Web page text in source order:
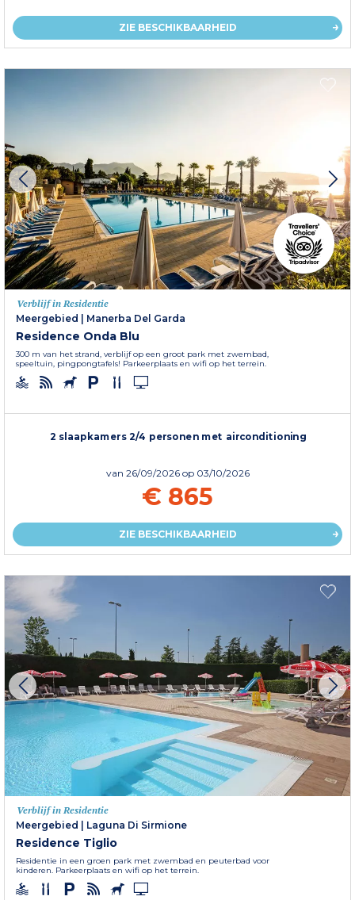
ZIE BESCHIKBAARHEID
Verblijf in Residentie
Meergebied
Manerba Del Garda
Residence Onda Blu
300 m van het strand, verblijf op een groot park met zwembad,
speeltuin, pingpongtafels! Parkeerplaats en wifi op het terrein.
2 slaapkamers 2/4 personen met airconditioning
van 26/09/2026 op 03/10/2026
€ 865
ZIE BESCHIKBAARHEID
Verblijf in Residentie
Meergebied
Laguna Di Sirmione
Residence Tiglio
Residentie in een groen park met zwembad en peuterbad voor
kinderen. Parkeerplaats en wifi op het terrein.